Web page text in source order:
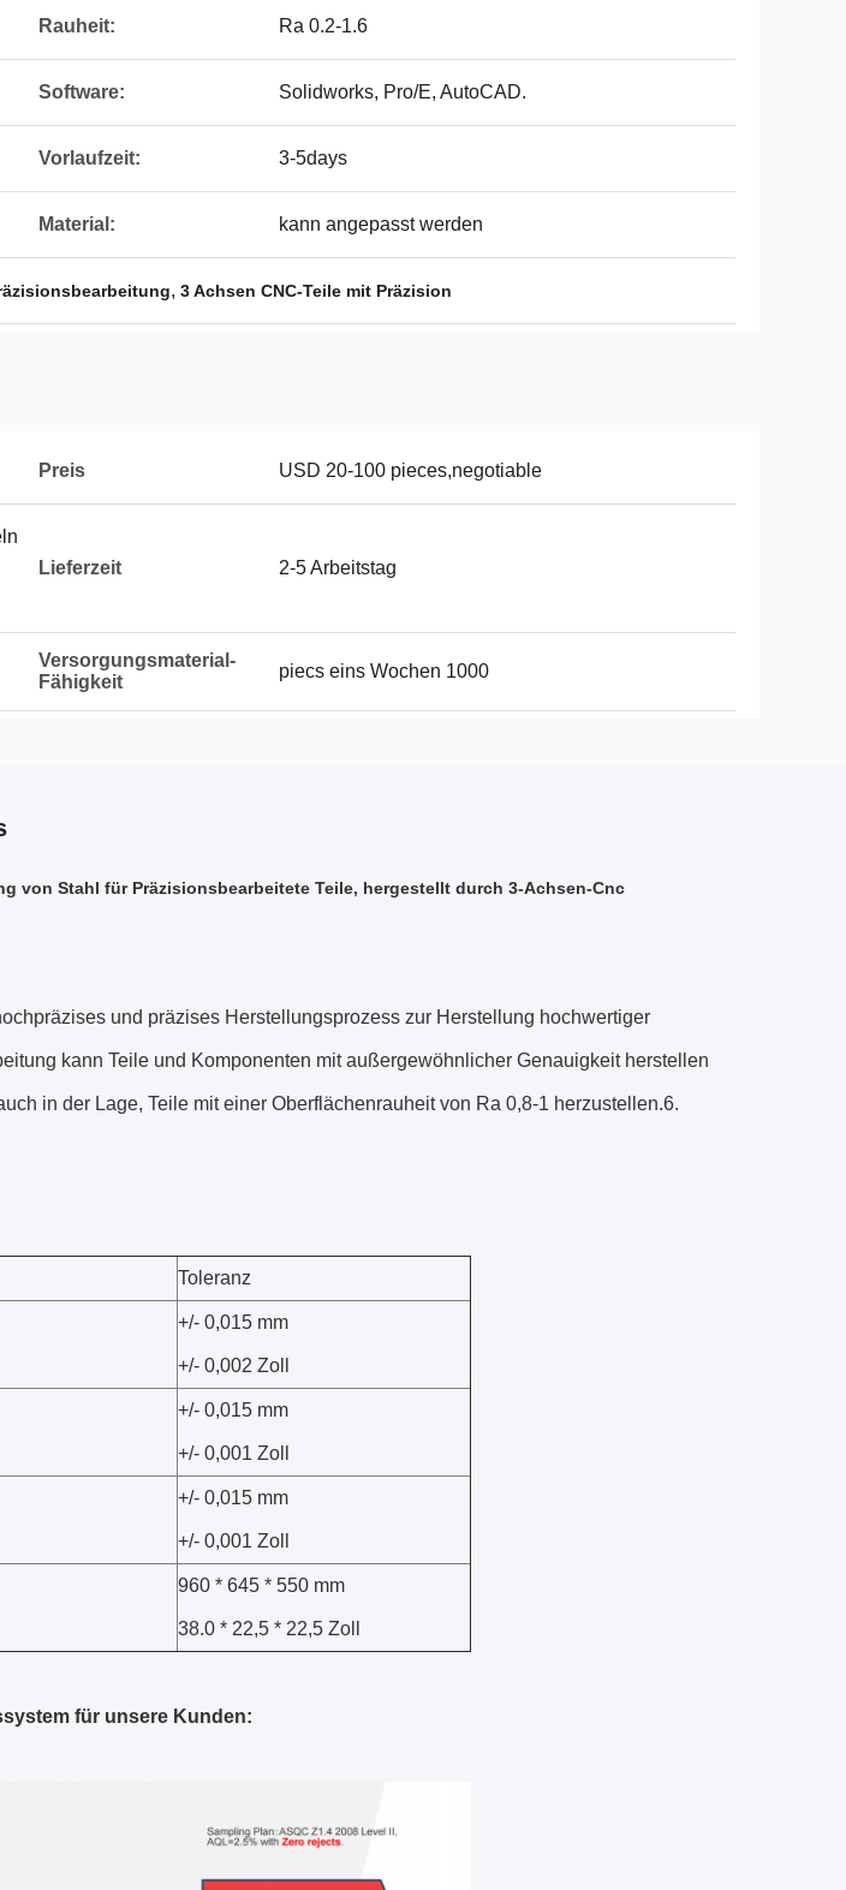
Rauheit: Ra 0.2-1.6
Software: Solidworks, Pro/E, AutoCAD.
Vorlaufzeit: 3-5days
Material: kann angepasst werden
, 3 Achsen CNC-Teile mit Präzision
Preis USD 20-100 pieces,negotiable
Lieferzeit 2-5 Arbeitstag
Versorgungsmaterial-
Fähigkeit
piecs eins Wochen 1000
von Stahl für Präzisionsbearbeitete Teile, hergestellt durch 3-Achsen-Cnc
und präzises Herstellungsprozess zur Herstellung hochwertiger
kann Teile und Komponenten mit außergewöhnlicher Genauigkeit herstellen
in der Lage, Teile mit einer Oberflächenrauheit von Ra 0,8-1 herzustellen.6.
Toleranz
+/- 0,015 mm
+/- 0,002 Zoll
+/- 0,015 mm
+/- 0,001 Zoll
+/- 0,015 mm
+/- 0,001 Zoll
960 * 645 * 550 mm
38.0 * 22,5 * 22,5 Zoll
für unsere Kunden: